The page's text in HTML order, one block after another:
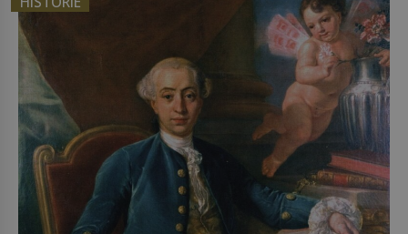
český král. Nebo že by ne? Mongolové od roku 1223
postupují podél Kaspického a Azovského moře, […]